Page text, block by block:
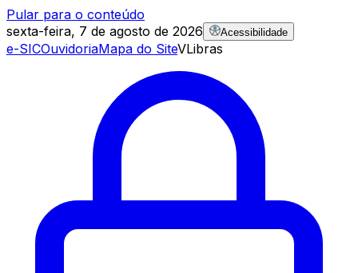
Pular para o conteúdo
sexta-feira, 7 de agosto de 2026
Acessibilidade
e-SICOuvidoriaMapa do SiteVLibras